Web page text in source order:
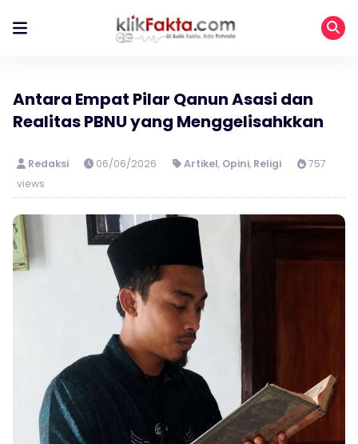
Antara Empat Pilar Qanun Asasi dan
Realitas PBNU yang Menggelisahkkan
Redaksi 06/06/2026 Artikel, Opini, Religi
757
views